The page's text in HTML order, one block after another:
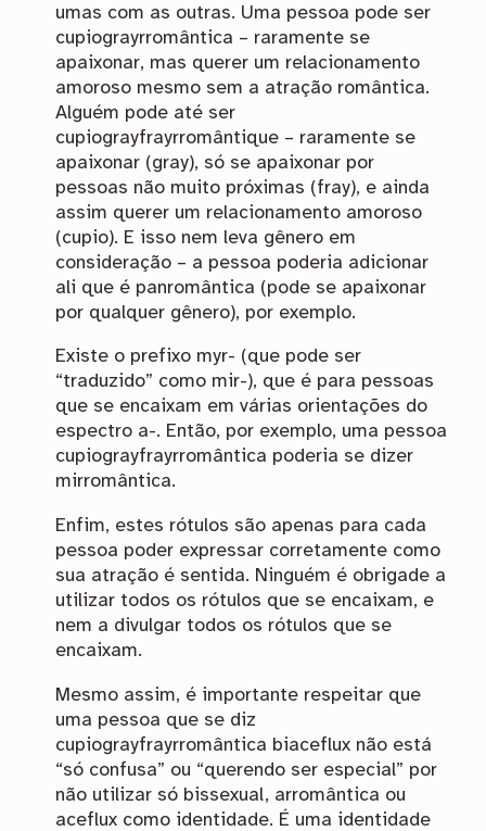
umas com as outras. Uma pessoa pode ser
cupiograyrromântica – raramente se
apaixonar, mas querer um relacionamento
amoroso mesmo sem a atração romântica.
Alguém pode até ser
cupiograyfrayrromântique – raramente se
apaixonar (gray), só se apaixonar por
pessoas não muito próximas (fray), e ainda
assim querer um relacionamento amoroso
(cupio). E isso nem leva gênero em
consideração – a pessoa poderia adicionar
ali que é panromântica (pode se apaixonar
por qualquer gênero), por exemplo.
Existe o prefixo myr- (que pode ser
“traduzido” como mir-), que é para pessoas
que se encaixam em várias orientações do
espectro a-. Então, por exemplo, uma pessoa
cupiograyfrayrromântica poderia se dizer
mirromântica.
Enfim, estes rótulos são apenas para cada
pessoa poder expressar corretamente como
sua atração é sentida. Ninguém é obrigade a
utilizar todos os rótulos que se encaixam, e
nem a divulgar todos os rótulos que se
encaixam.
Mesmo assim, é importante respeitar que
uma pessoa que se diz
cupiograyfrayrromântica biaceflux não está
“só confusa” ou “querendo ser especial” por
não utilizar só bissexual, arromântica ou
aceflux como identidade. É uma identidade